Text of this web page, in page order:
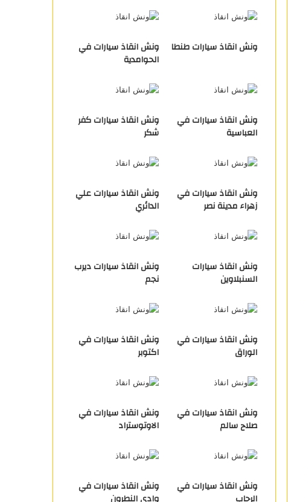
ونش انقاذ سيارات طنطا
ونش انقاذ سيارات في
الحوامدية
ونش انقاذ سيارات في
العباسية
ونش انقاذ سيارات كفر
شكر
ونش انقاذ سيارات في
زهراء مدينة نصر
ونش انقاذ سيارات علي
الدائري
ونش انقاذ سيارات
السنبلاوين
ونش انقاذ سيارات ديرب
نجم
ونش انقاذ سيارات في
الوراق
ونش انقاذ سيارات في
اكتوبر
ونش انقاذ سيارات في
صلاح سالم
ونش انقاذ سيارات في
الاوتوستراد
ونش انقاذ سيارات في
ونش انقاذ سيارات في